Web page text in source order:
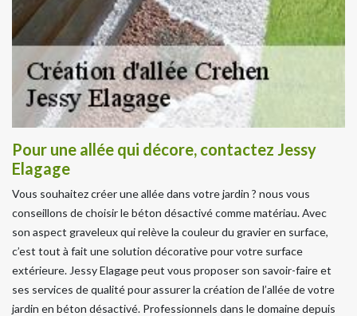
Pour une allée qui décore, contactez Jessy
Elagage
Vous souhaitez créer une allée dans votre jardin ? nous vous
conseillons de choisir le béton désactivé comme matériau. Avec
son aspect graveleux qui relève la couleur du gravier en surface,
c’est tout à fait une solution décorative pour votre surface
extérieure. Jessy Elagage peut vous proposer son savoir-faire et
ses services de qualité pour assurer la création de l’allée de votre
jardin en béton désactivé. Professionnels dans le domaine depuis